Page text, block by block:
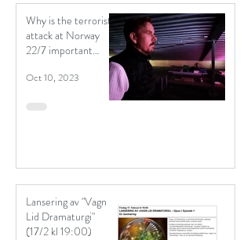
Why is the terrorist
attack at Norway
22/7 important
contemporary
Oct 10, 2023
Lansering av "Vagn
Lid Dramaturgi"
(17/2 kl 19:00)